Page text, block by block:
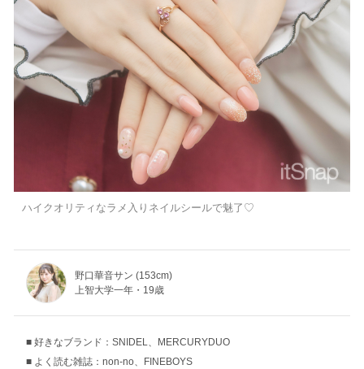
ハイクオリティなラメ入りネイルシールで魅了♡
野口華音サン (153cm)
上智大学一年・19歳
好きなブランド：SNIDEL、MERCURYDUO
よく読む雑誌：non-no、FINEBOYS